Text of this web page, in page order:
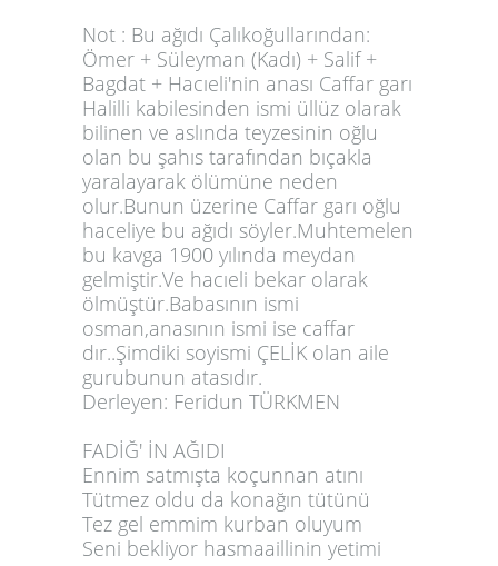
Not : Bu ağıdı Çalıkoğullarından:
Ömer + Süleyman (Kadı) + Salif +
Bagdat + Hacıeli'nin anası Caffar garı
Halilli kabilesinden ismi üllüz olarak
bilinen ve aslında teyzesinin oğlu
olan bu şahıs tarafından bıçakla
yaralayarak ölümüne neden
olur.Bunun üzerine Caffar garı oğlu
haceliye bu ağıdı söyler.Muhtemelen
bu kavga 1900 yılında meydan
gelmiştir.Ve hacıeli bekar olarak
ölmüştür.Babasının ismi
osman,anasının ismi ise caffar
dır..Şimdiki soyismi ÇELİK olan aile
gurubunun atasıdır.
Derleyen: Feridun TÜRKMEN
FADİĞ' İN AĞIDI
Ennim satmışta koçunnan atını
Tütmez oldu da konağın tütünü
Tez gel emmim kurban oluyum
Seni bekliyor hasmaaillinin yetimi